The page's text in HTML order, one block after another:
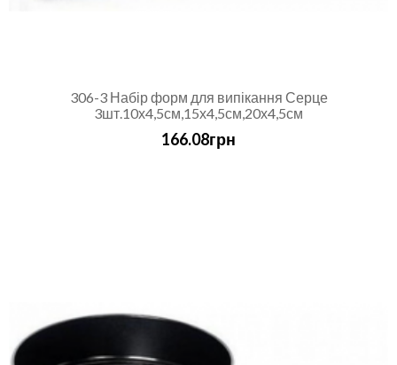
306-3 Набір форм для випікання Серце
3шт.10х4,5см,15х4,5см,20х4,5см
166.08грн